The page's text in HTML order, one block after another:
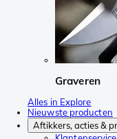
Graveren
Alles in Explore
Nieuwste producten
Aftikkers, acties &